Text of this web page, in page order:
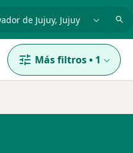
Más filtros• 1